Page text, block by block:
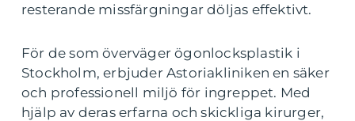
resterande missfärgningar döljas effektivt.
För de som överväger ögonlocksplastik i
Stockholm, erbjuder Astoriakliniken en säker
och professionell miljö för ingreppet. Med
hjälp av deras erfarna och skickliga kirurger,